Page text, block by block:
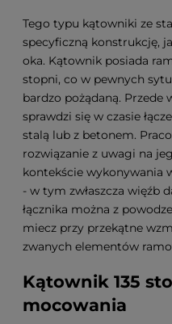
Tego typu kątowniki ze
specyficzną konstrukcję,
oka. Kątownik posiada
stopni, co w pewnych
bardzo pożądaną.
sprawdzi się w czasie
stalą lub z betonem.
rozwiązanie z uwagi na
kontekście wykonywania
- w tym zwłaszcza więźb
łącznika można z
miecz przy przekątne
zwanych elementów
Kątownik 135
mocowania